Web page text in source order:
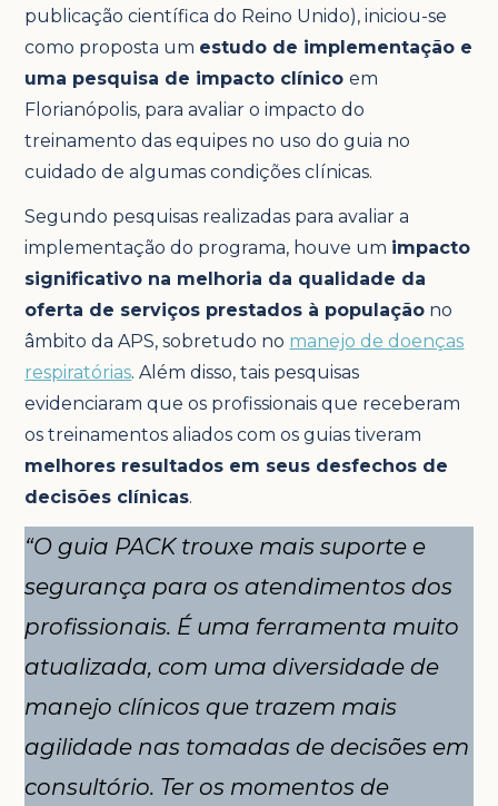
publicação científica do Reino Unido), iniciou-se
como proposta um estudo de implementação e
uma pesquisa de impacto clínicoem
Florianópolis, para avaliar o impacto do
treinamento das equipes no uso do guia no
cuidado de algumas condições clínicas.
Segundo pesquisas realizadas para avaliar a
implementação do programa, houve um impacto
significativo na melhoria da qualidade da
oferta de serviços prestados à população no
âmbito da APS, sobretudo no manejo de doenças
respiratórias. Além disso, tais pesquisas
evidenciaram que os profissionais que receberam
os treinamentos aliados com os guias tiveram
melhores resultados em seus desfechos de
decisões clínicas.
“O guia PACK trouxe mais suporte e
segurança para os atendimentos dos
profissionais. É uma ferramenta muito
atualizada, com uma diversidade de
manejo clínicos que trazem mais
agilidade nas tomadas de decisões em
consultório. Ter os momentos de